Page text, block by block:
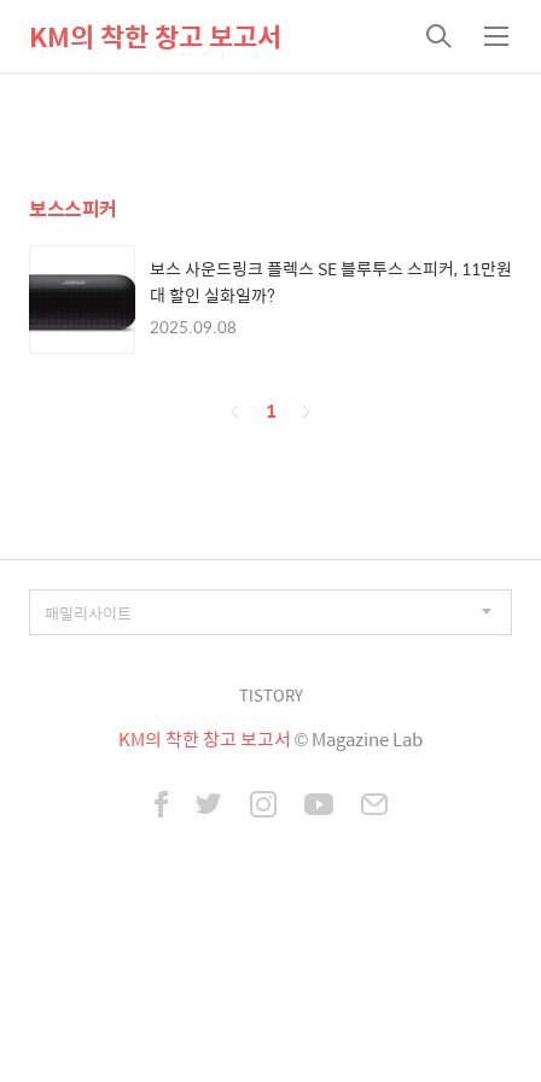
KM의 착한 창고 보고서
검
색
메
뉴
보스스피커
보스 사운드링크 플렉스 SE 블루투스 스피커, 11만원
대 할인 실화일까?
2025.09.08
페
1
TISTORY
KM의 착한 창고 보고서 © Magazine Lab